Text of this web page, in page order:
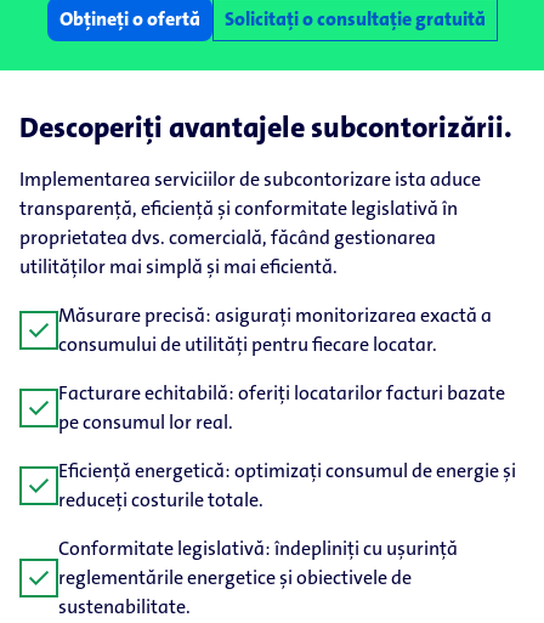
Obțineți o ofertă Solicitați o consultație gratuită
Descoperiți avantajele subcontorizării.
Implementarea serviciilor de subcontorizare ista aduce
transparență, eficiență și conformitate legislativă în
proprietatea dvs. comercială, făcând gestionarea
utilităților mai simplă și mai eficientă.
check Măsurare precisă: asigurați monitorizarea exactă a
consumului de utilități pentru fiecare locatar.
check Facturare echitabilă: oferiți locatarilor facturi bazate
pe consumul lor real.
check Eficiență energetică: optimizați consumul de energie și
reduceți costurile totale.
check
Conformitate legislativă: îndepliniți cu ușurință
reglementările energetice și obiectivele de
sustenabilitate.